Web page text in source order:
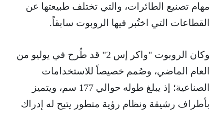
مهام تصنيع الطائرات، والتي تختلف طبيعتها عن
القطاعات التي اختُبر فيها الروبوت سابقاً.
وكان الروبوت "واكر إس 2" قد طُرح في يوليو من
العام الماضي، وصُمم خصيصاً للاستخدامات
الصناعية؛ إذ يبلغ طوله حوالي 177 سم، ويتميز
بأطراف رشيقة ونظام رؤية متطور يتيح له إدراك